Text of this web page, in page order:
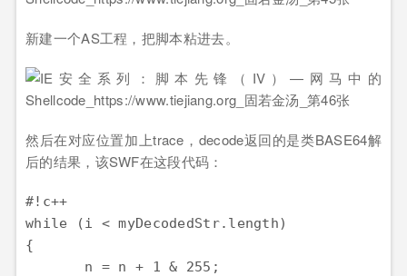
新建一个AS工程，把脚本粘进去。
然后在对应位置加上trace，decode返回的是类BASE64解
后的结果，该SWF在这段代码：
#!c++
while (i < myDecodedStr.length)
{
       n = n + 1 & 255;